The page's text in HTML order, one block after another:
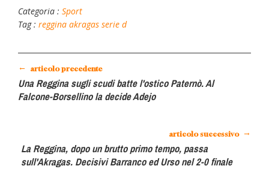
Categoria : Sport
Tag : reggina akragas serie d
← articolo precedente
Una Reggina sugli scudi batte l'ostico Paternò. Al
Falcone-Borsellino la decide Adejo
articolo successivo →
La Reggina, dopo un brutto primo tempo, passa
sull'Akragas. Decisivi Barranco ed Urso nel 2-0 finale